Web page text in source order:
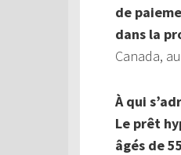
de
dans la
Canada,
À qui
Le prêt
âgés de